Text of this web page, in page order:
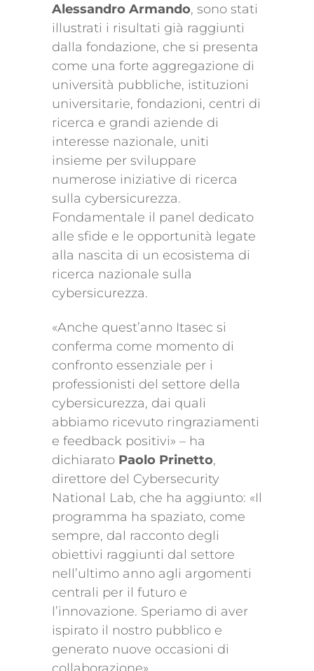
Alessandro Armando, sono stati
illustrati i risultati già raggiunti
dalla fondazione, che si presenta
come una forte aggregazione di
università pubbliche, istituzioni
universitarie, fondazioni, centri di
ricerca e grandi aziende di
interesse nazionale, uniti
insieme per sviluppare
numerose iniziative di ricerca
sulla cybersicurezza.
Fondamentale il panel dedicato
alle sfide e le opportunità legate
alla nascita di un ecosistema di
ricerca nazionale sulla
cybersicurezza.
«Anche quest’anno Itasec si
conferma come momento di
confronto essenziale per i
professionisti del settore della
cybersicurezza, dai quali
abbiamo ricevuto ringraziamenti
e feedback positivi» – ha
dichiarato Paolo Prinetto,
direttore del Cybersecurity
National Lab, che ha aggiunto: «Il
programma ha spaziato, come
sempre, dal racconto degli
obiettivi raggiunti dal settore
nell’ultimo anno agli argomenti
centrali per il futuro e
l’innovazione. Speriamo di aver
ispirato il nostro pubblico e
generato nuove occasioni di